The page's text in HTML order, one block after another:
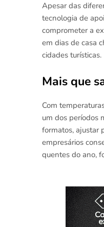
Apesar das
tecnologia de
comprometer a
em dias de casa
cidades turísticas.
Mais que
Com
um dos períodos
formatos, ajustar
empresários
quentes do ano,